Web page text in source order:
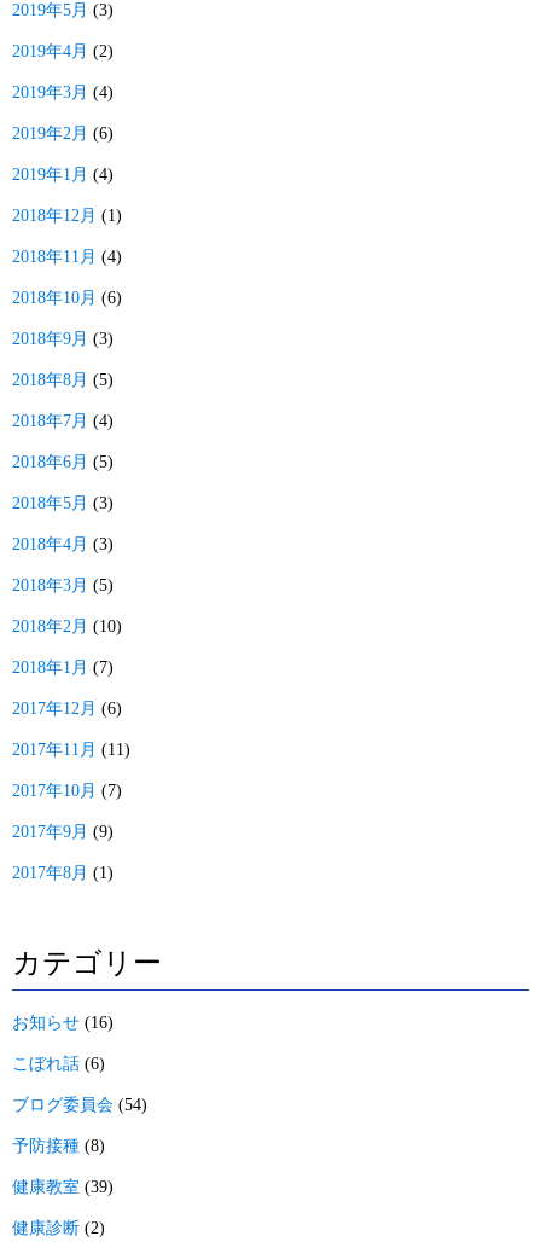
2019年5月 (3)
2019年4月 (2)
2019年3月 (4)
2019年2月 (6)
2019年1月 (4)
2018年12月 (1)
2018年11月 (4)
2018年10月 (6)
2018年9月 (3)
2018年8月 (5)
2018年7月 (4)
2018年6月 (5)
2018年5月 (3)
2018年4月 (3)
2018年3月 (5)
2018年2月 (10)
2018年1月 (7)
2017年12月 (6)
2017年11月 (11)
2017年10月 (7)
2017年9月 (9)
2017年8月 (1)
カテゴリー
お知らせ (16)
こぼれ話 (6)
ブログ委員会 (54)
予防接種 (8)
健康教室 (39)
健康診断 (2)